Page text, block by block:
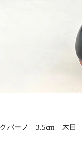
ーノ 3.5cm 木目